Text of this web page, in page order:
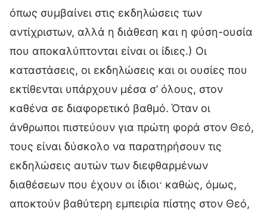
όπως συμβαίνει στις εκδηλώσεις των
αντίχριστων, αλλά η διάθεση και η φύση-ουσία
που αποκαλύπτονται είναι οι ίδιες.) Οι
καταστάσεις, οι εκδηλώσεις και οι ουσίες που
εκτίθενται υπάρχουν μέσα σ’ όλους, στον
καθένα σε διαφορετικό βαθμό. Όταν οι
άνθρωποι πιστεύουν για πρώτη φορά στον Θεό,
τους είναι δύσκολο να παρατηρήσουν τις
εκδηλώσεις αυτών των διεφθαρμένων
διαθέσεων που έχουν οι ίδιοι· καθώς, όμως,
αποκτούν βαθύτερη εμπειρία πίστης στον Θεό,